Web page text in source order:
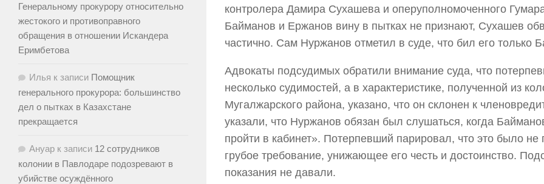
контролера Дамира Сухашева и оперуполномоченного
Байманов и Ержанов вину в пытках не признают, Сухашев
частично. Сам Нуржанов отметил в суде, что бил его только
Адвокаты подсудимых обратили внимание суда, что
несколько судимостей, а в характеристике, полученной из
Мугалжарского района, указано, что он склонен к
указали, что Нуржанов обязан был слушаться, когда
пройти в кабинет». Потерпевший парировал, что это было
грубое требование, унижающее его честь и достоинство.
показания не давали.
Генеральному прокурору относительно
жестокого и противоправного
обращения в отношении Искандера
Еримбетова
Илья к записи Помощник
генерального прокурора: большинство
дел о пытках в Казахстане
прекращается
Ануар к записи 12 сотрудников
колонии в Павлодаре подозревают в
убийстве осуждённого